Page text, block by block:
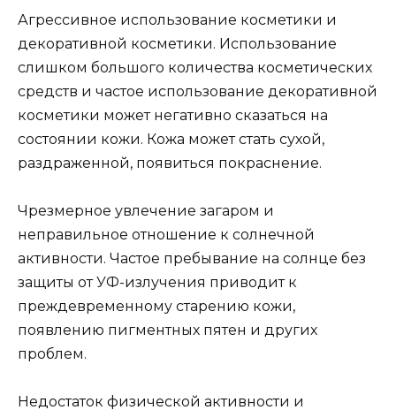
Агрессивное использование косметики и
декоративной косметики. Использование
слишком большого количества косметических
средств и частое использование декоративной
косметики может негативно сказаться на
состоянии кожи. Кожа может стать сухой,
раздраженной, появиться покраснение.
Чрезмерное увлечение загаром и
неправильное отношение к солнечной
активности. Частое пребывание на солнце без
защиты от УФ-излучения приводит к
преждевременному старению кожи,
появлению пигментных пятен и других
проблем.
Недостаток физической активности и